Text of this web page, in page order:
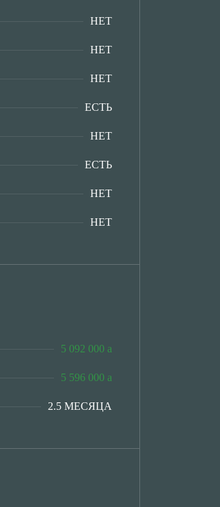
НЕТ
НЕТ
НЕТ
ЕСТЬ
НЕТ
ЕСТЬ
НЕТ
НЕТ
5 092 000
5 596 000
2.5 МЕСЯЦА